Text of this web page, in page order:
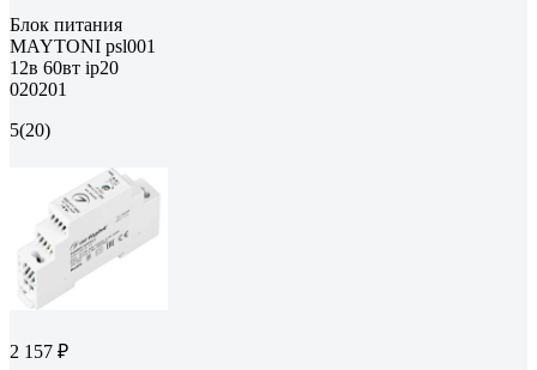
Блок питания
MAYTONI psl001
12в 60вт ip20
020201
5(20)
2 157 ₽